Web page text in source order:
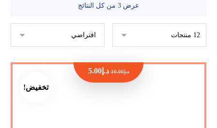
عرض ⁦3⁩ من كل النتائج
تخفيض!
د.إ10.00 د.إ5.00